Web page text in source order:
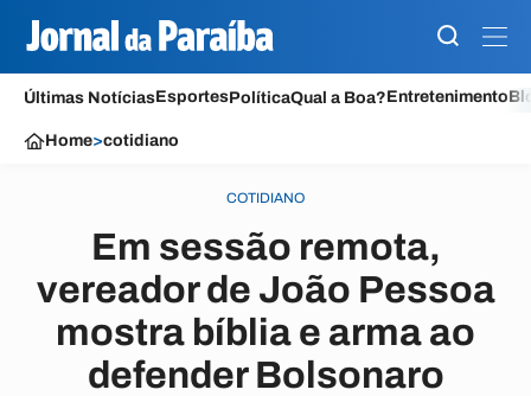
Últimas NotíciasEsportesPolíticaQual a Boa?Entretenimento
Home>cotidiano
COTIDIANO
Em sessão remota,
vereador de João Pessoa
mostra bíblia e arma ao
defender Bolsonaro